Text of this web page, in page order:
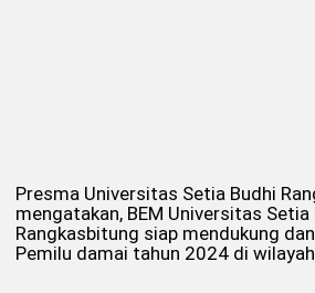
Presma Universitas Setia Budhi
mengatakan, BEM Universitas Setia
Rangkasbitung siap mendukung
Pemilu damai tahun 2024 di